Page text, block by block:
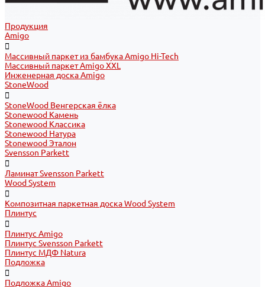
Продукция
Amigo
Массивный паркет из бамбука Amigo Hi-Tech
Массивный паркет Amigo XXL
Инженерная доска Amigo
StoneWood
StoneWood Венгерская ёлка
Stonewood Камень
Stonewood Классика
Stonewood Натура
Stonewood Эталон
Svensson Parkett
Ламинат Svensson Parkett
Wood System
Композитная паркетная доска Wood System
Плинтус
Плинтус Amigo
Плинтус Svensson Parkett
Плинтус МДФ Natura
Подложка
Подложка Amigo